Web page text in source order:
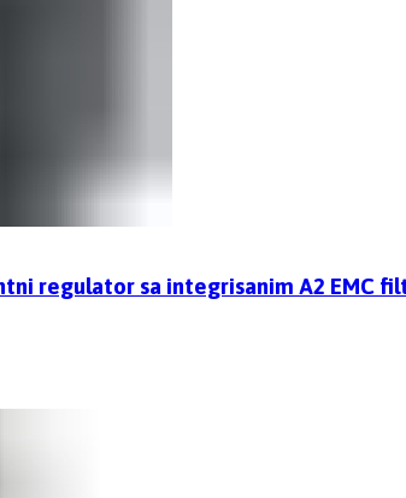
regulator sa integrisanim A2 EMC